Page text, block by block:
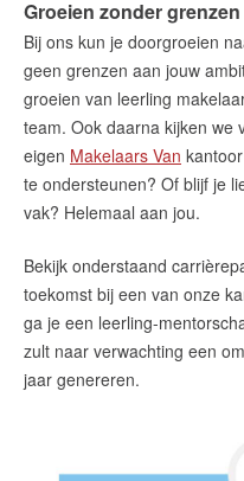
Groeien zonder grenzen
Bij ons kun je doorgroeien
geen grenzen aan jouw
groeien van leerling
team. Ook daarna kijken we
eigen Makelaars Van
te ondersteunen? Of blijf je
vak? Helemaal aan jou.
Bekijk onderstaand
toekomst bij een van onze
ga je een leerling-
zult naar verwachting een
jaar genereren.